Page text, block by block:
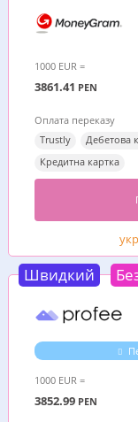
1000 EUR =
3861.41 PEN
Оплата переказу
Trustly
Дебетова
Кредитна картка
Швидкий
1000 EUR =
3852.99 PEN